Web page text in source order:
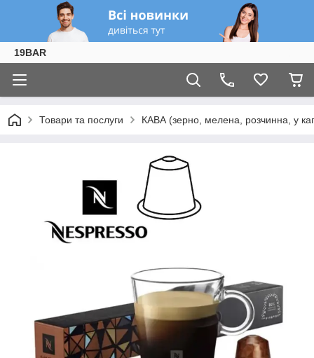
19BAR
Товари та послуги КАВА (зерно, мелена, розчинна, у